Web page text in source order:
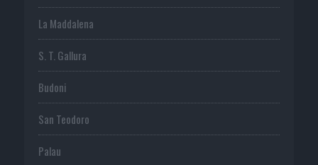
La Maddalena
S. T. Gallura
Budoni
San Teodoro
Palau